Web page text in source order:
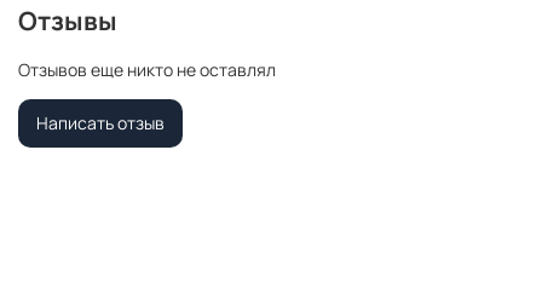
Отзывы
Отзывов еще никто не оставлял
Написать отзыв